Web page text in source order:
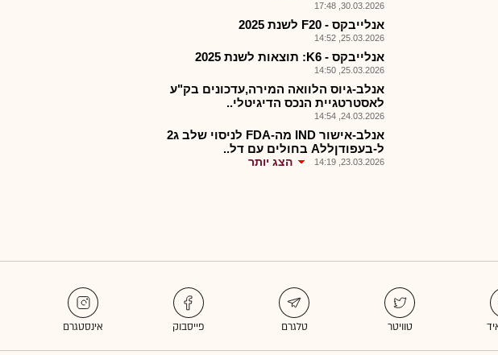
30.03.2026, 17:48
אנלייבקס - F20 לשנת 2025
25.03.2026, 14:52
אנלייבקס - K6: תוצאות לשנת 2025
25.03.2026, 14:50
אנלב-גיוס הלוואה המירה,עדכונים בק"ע
לאסטרטגיית הנכס הדיגיטלי..
24.03.2026, 14:54
אנלב-אישור IND מה-FDA לניסוי שלב ג2
ל-בעפודןללA בחולים עם דל..
23.03.2026, 14:19 הצג יותר